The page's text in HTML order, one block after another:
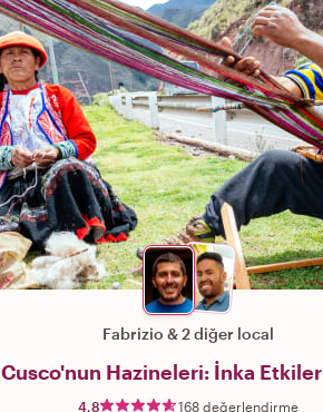
Fabrizio &2 diğer local
Cusco'nun Hazineleri: İnka
4,8 168 değerlendirme